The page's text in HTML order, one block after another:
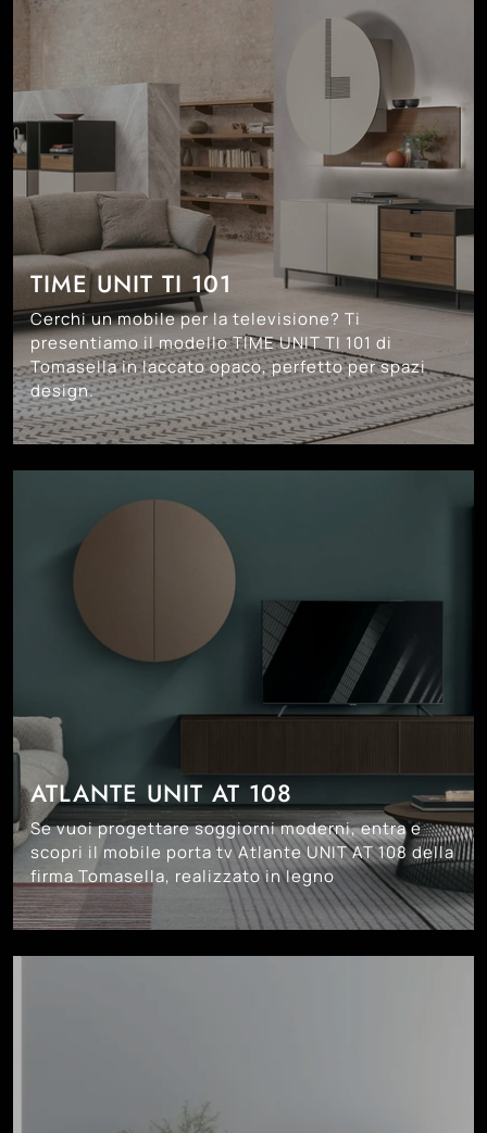
TIME UNIT TI 101
Cerchi un mobile per la televisione? Ti
presentiamo il modello TIME UNIT TI 101 di
Tomasella in laccato opaco, perfetto per spazi
design.
ATLANTE UNIT AT 108
Se vuoi progettare soggiorni moderni, entra e
scopri il mobile porta tv Atlante UNIT AT 108 della
firma Tomasella, realizzato in legno